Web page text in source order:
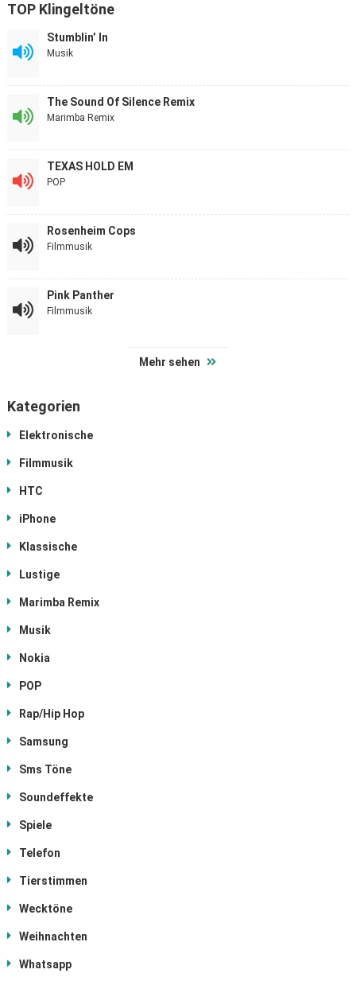
TOP Klingeltöne
Stumblin’ In
Musik
The Sound Of Silence Remix
Marimba Remix
TEXAS HOLD EM
POP
Rosenheim Cops
Filmmusik
Pink Panther
Filmmusik
Mehr sehen
Kategorien
Elektronische
Filmmusik
HTC
iPhone
Klassische
Lustige
Marimba Remix
Musik
Nokia
POP
Rap/Hip Hop
Samsung
Sms Töne
Soundeffekte
Spiele
Telefon
Tierstimmen
Wecktöne
Weihnachten
Whatsapp